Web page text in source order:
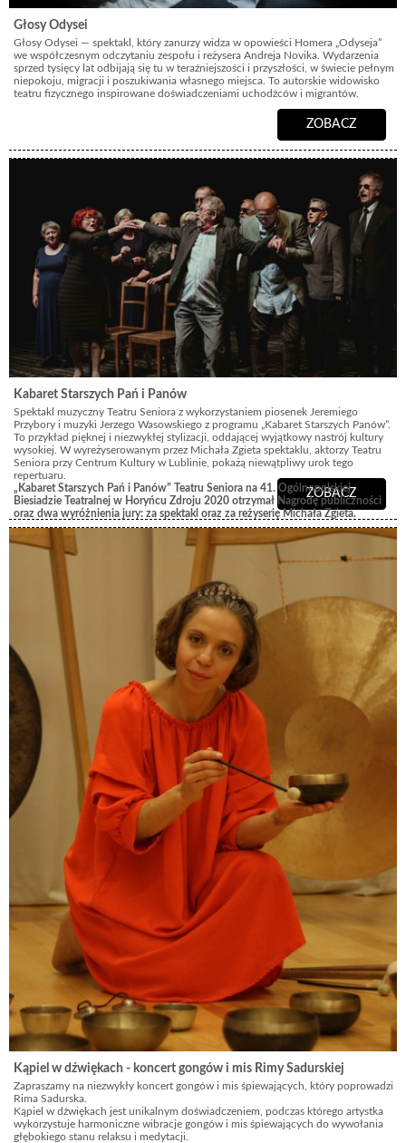
Głosy Odysei
Głosy Odysei — spektakl, który zanurzy widza w opowieści Homera „Odyseja”
we współczesnym odczytaniu zespołu i reżysera Andreja Novika. Wydarzenia
sprzed tysięcy lat odbijają się tu w teraźniejszości i przyszłości, w świecie pełnym
niepokoju, migracji i poszukiwania własnego miejsca. To autorskie widowisko
teatru fizycznego inspirowane doświadczeniami uchodźców i migrantów.
ZOBACZ
Kabaret Starszych Pań i Panów
Spektakl muzyczny Teatru Seniora z wykorzystaniem piosenek Jeremiego
Przybory i muzyki Jerzego Wasowskiego z programu „Kabaret Starszych Panów”.
To przykład pięknej i niezwykłej stylizacji, oddającej wyjątkowy nastrój kultury
wysokiej. W wyreżyserowanym przez Michała Zgieta spektaklu, aktorzy Teatru
Seniora przy Centrum Kultury w Lublinie, pokażą niewątpliwy urok tego
repertuaru.
„ Kabaret Starszych Pań i Panów” Teatru Seniora na 41. Ogólnopolskiej
Biesiadzie Teatralnej w Horyńcu Zdroju 2020 otrzymał Nagrodę publiczności
oraz dwa wyróżnienia jury: za spektakl oraz za reżyserię Michała Zgieta.
reżyseria: Michał Zgiet; obsada: Anna Kuszneruk, Grażyna Czarnota, Maria
Lipiec, Zenobia Kotuła, Teresa Chojnacka, Zofia Mitrut, Jerzy Kałduś, Grzegorz
Michalec, Tadeusz Nowak, Henryk Szuba
ZOBACZ
Kąpiel w dźwiękach - koncert gongów i mis Rimy Sadurskiej
Zapraszamy na niezwykły koncert gongów i mis śpiewających, który poprowadzi
Rima Sadurska.
Kąpiel w dźwiękach jest unikalnym doświadczeniem, podczas którego artystka
wykorzystuje harmoniczne wibracje gongów i mis śpiewających do wywołania
głębokiego stanu relaksu i medytacji.